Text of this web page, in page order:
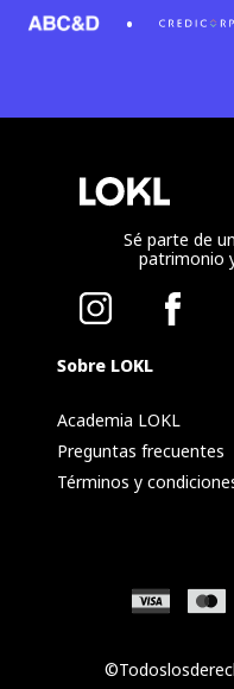
•
Sé parte de
patrimonio
Sobre LOKL
Academia LOKL
Preguntas frecuentes
Términos y